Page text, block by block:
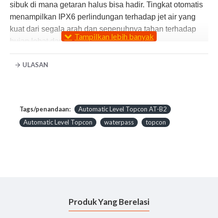
sibuk di mana getaran halus bisa hadir. Tingkat otomatis
menampilkan IPX6 perlindungan terhadap jet air yang
kuat dari segala arah dan sepenuhnya tahan terhadap
hujan lebat dan percikan air.
Sudut horisontal dapat langsung dibaca dalam 1 unit º
Jendela pembacaan terletak di bawah lensa mata untuk
membaca cepat.
Semua Cuaca Dependability
ULASAN
Tags/penandaan:
Automatic Level Topcon AT-B2
Automatic Level Topcon
waterpass topcon
Produk Yang Berelasi